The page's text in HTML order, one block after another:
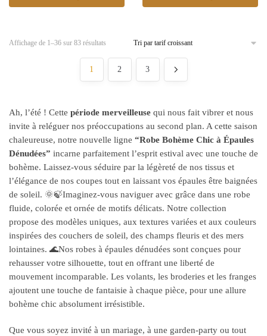
Affichage de 1–36 sur 83 résultats
1 2 3
Ah, l’été ! Cette période merveilleuse qui nous fait vibrer et nous
invite à reléguer nos préoccupations au second plan. A cette saison
chaleureuse, notre nouvelle ligne “Robe Bohème Chic à Épaules
Dénudées” incarne parfaitement l’esprit estival avec une touche de
bohème. Laissez-vous séduire par la légèreté de nos tissus et
l’élégance de nos coupes tout en laissant vos épaules être baignées
de soleil. 🌞🍃Imaginez-vous naviguer avec grâce dans une robe
fluide, colorée et ornée de motifs délicats. Notre collection
propose des modèles uniques, aux textures variées et aux couleurs
inspirées des couchers de soleil, des champs fleuris et des mers
lointaines. 🌊Nos robes à épaules dénudées sont conçues pour
rehausser votre silhouette, tout en offrant une liberté de
mouvement incomparable. Les volants, les broderies et les franges
ajoutent une touche de fantaisie à chaque pièce, pour une allure
bohème chic absolument irrésistible.
Que vous soyez invité à un mariage, à une garden-party ou tout